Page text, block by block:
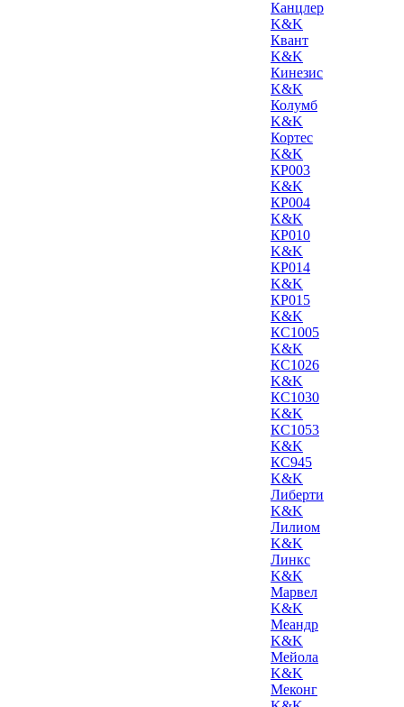
Канцлер
K&K
Квант
K&K
Кинезис
K&K
Колумб
K&K
Кортес
K&K
КР003
K&K
КР004
K&K
КР010
K&K
КР014
K&K
КР015
K&K
КС1005
K&K
КС1026
K&K
КС1030
K&K
КС1053
K&K
КС945
K&K
Либерти
K&K
Лилиом
K&K
Линкс
K&K
Марвел
K&K
Меандр
K&K
Мейола
K&K
Меконг